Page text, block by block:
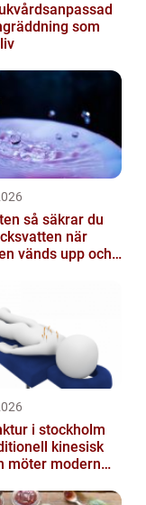
som
du
när
vänds upp och
i stockholm
kinesisk
möter modern